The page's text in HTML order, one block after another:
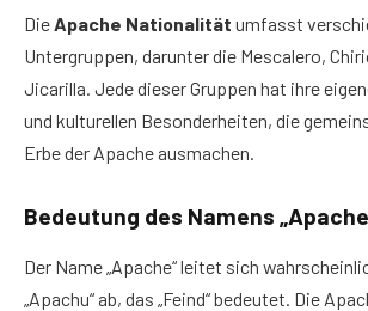
Die Apache Nationalität umfasst
Untergruppen, darunter die Mescalero,
Jicarilla. Jede dieser Gruppen hat ihre
und kulturellen Besonderheiten, die
Erbe der Apache ausmachen.
Bedeutung des Namens
Der Name „Apache“ leitet sich
„Apachu“ ab, das „Feind“ bedeutet. Die